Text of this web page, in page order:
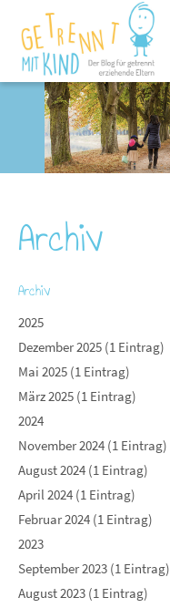
Archiv
Archiv
2025
Dezember 2025 (1 Eintrag)
Mai 2025 (1 Eintrag)
März 2025 (1 Eintrag)
2024
November 2024 (1 Eintrag)
August 2024 (1 Eintrag)
April 2024 (1 Eintrag)
Februar 2024 (1 Eintrag)
2023
September 2023 (1 Eintrag)
August 2023 (1 Eintrag)